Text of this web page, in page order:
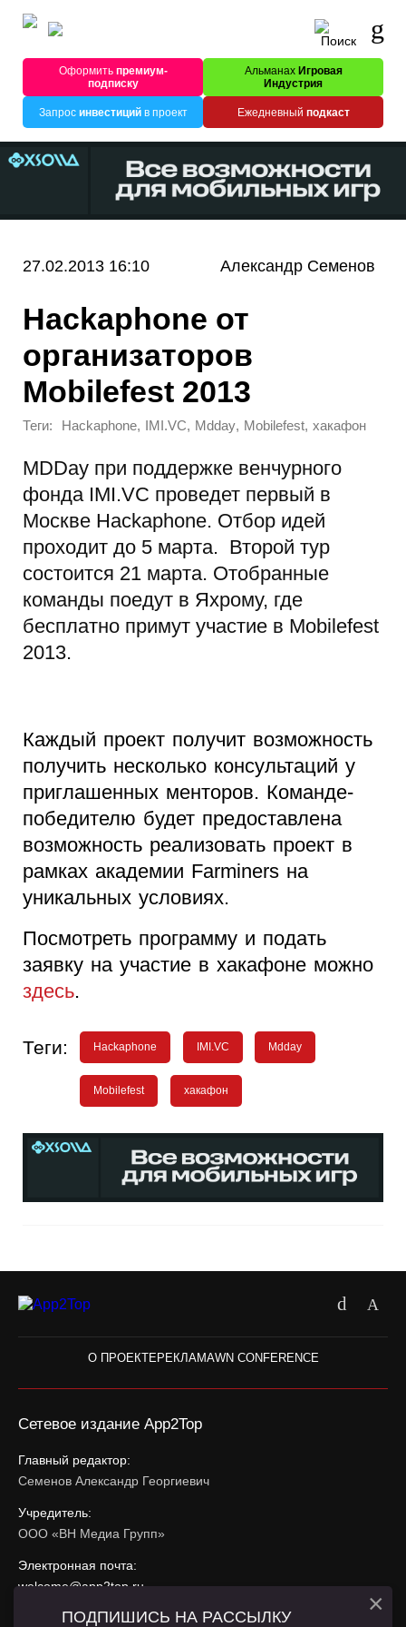
Оформитьпремиум-
подписку
Альманах Игровая
Индустрия
Запрос инвестицийв проект Ежедневный подкаст
27.02.2013 16:10 Александр Семенов
Hackaphone от
организаторов
Mobilefest 2013
Теги: Hackaphonе, IMI.VC, Mdday, Mobilefest, хакафон
MDDay при поддержке венчурного
фонда IMI.VC проведет первый в
Москве Hackaphonе. Отбор идей
проходит до 5 марта. Второй тур
состоится 21 марта. Отобранные
команды поедут в Яхрому, где
бесплатно примут участие в Mobilefest
2013.
Каждый проект получит возможность
получить несколько консультаций у
приглашенных менторов. Команде-
победителю будет предоставлена
возможность реализовать проект в
рамках академии Farminers на
уникальных условиях.
Посмотреть программу и подать
заявку на участие в хакафоне можно
здесь.
Теги: Hackaphonе IMI.VC Mdday
Mobilefest хакафон
О ПРОЕКТЕРЕКЛАМАWN CONFERENCE
Сетевое издание App2Top
Главный редактор:
Семенов Александр Георгиевич
Учредитель:
ООО «ВН Медиа Групп»
Электронная почта:
welcome@app2top.ru
ПОДПИШИСЬ НА РАССЫЛКУ ×